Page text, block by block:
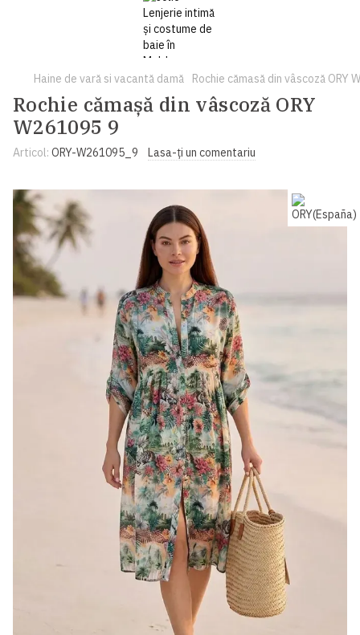
Haine de vară si vacantă damă Rochie cămasă din vâscoză ORY
Rochie cămașă din vâscoză ORY
W261095 9
Articol: ORY-W261095_9 Lasa-ți un comentariu